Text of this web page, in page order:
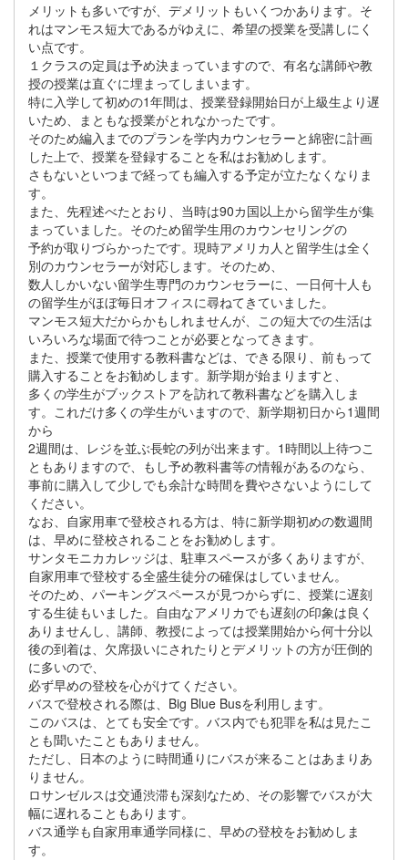
メリットも多いですが、デメリットもいくつかあります。そ
れはマンモス短大であるがゆえに、希望の授業を受講しにく
い点です。
１クラスの定員は予め決まっていますので、有名な講師や教
授の授業は直ぐに埋まってしまいます。
特に入学して初めの1年間は、授業登録開始日が上級生より遅
いため、まともな授業がとれなかったです。
そのため編入までのプランを学内カウンセラーと綿密に計画
した上で、授業を登録することを私はお勧めします。
さもないといつまで経っても編入する予定が立たなくなりま
す。
また、先程述べたとおり、当時は90カ国以上から留学生が集
まっていました。そのため留学生用のカウンセリングの
予約が取りづらかったです。現時アメリカ人と留学生は全く
別のカウンセラーが対応します。そのため、
数人しかいない留学生専門のカウンセラーに、一日何十人も
の留学生がほぼ毎日オフィスに尋ねてきていました。
マンモス短大だからかもしれませんが、この短大での生活は
いろいろな場面で待つことが必要となってきます。
また、授業で使用する教科書などは、できる限り、前もって
購入することをお勧めします。新学期が始まりますと、
多くの学生がブックストアを訪れて教科書などを購入しま
す。これだけ多くの学生がいますので、新学期初日から1週間
から
2週間は、レジを並ぶ長蛇の列が出来ます。1時間以上待つこ
ともありますので、もし予め教科書等の情報があるのなら、
事前に購入して少しでも余計な時間を費やさないようにして
ください。
なお、自家用車で登校される方は、特に新学期初めの数週間
は、早めに登校されることをお勧めします。
サンタモニカカレッジは、駐車スペースが多くありますが、
自家用車で登校する全盛生徒分の確保はしていません。
そのため、パーキングスペースが見つからずに、授業に遅刻
する生徒もいました。自由なアメリカでも遅刻の印象は良く
ありませんし、講師、教授によっては授業開始から何十分以
後の到着は、欠席扱いにされたりとデメリットの方が圧倒的
に多いので、
必ず早めの登校を心がけてください。
バスで登校される際は、Big Blue Busを利用します。
このバスは、とても安全です。バス内でも犯罪を私は見たこ
とも聞いたこともありません。
ただし、日本のように時間通りにバスが来ることはあまりあ
りません。
ロサンゼルスは交通渋滞も深刻なため、その影響でバスが大
幅に遅れることもあります。
バス通学も自家用車通学同様に、早めの登校をお勧めしま
す。